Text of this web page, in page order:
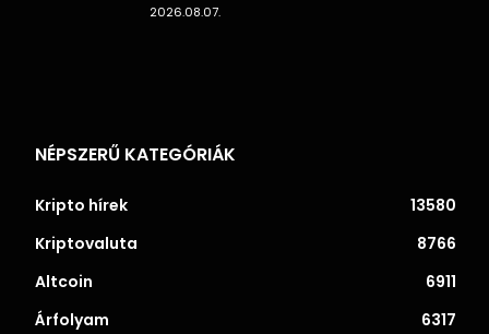
2026.08.07.
NÉPSZERŰ KATEGÓRIÁK
Kripto hírek
13580
Kriptovaluta
8766
Altcoin
6911
Árfolyam
6317